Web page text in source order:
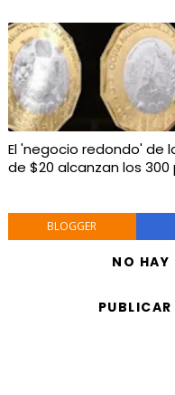
El 'negocio redondo' de
de $20 alcanzan los 300
BLOGGER
NO HAY